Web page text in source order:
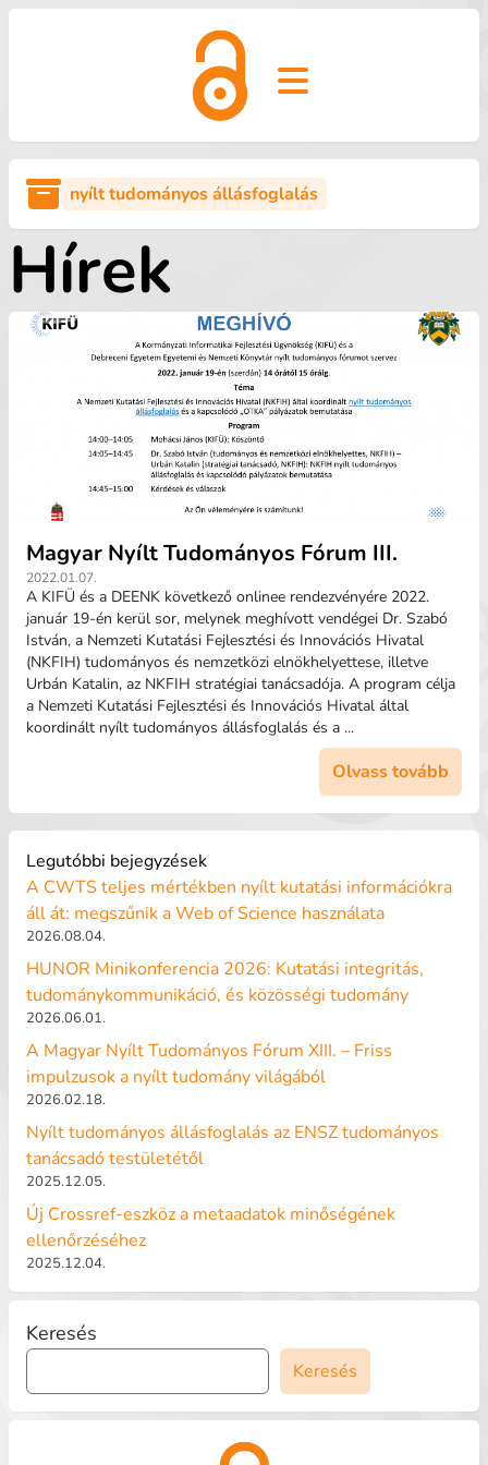
Open main menu
nyílt tudományos állásfoglalás
Hírek
Magyar Nyílt Tudományos Fórum III.
2022.01.07.
A KIFÜ és a DEENK következő onlinee rendezvényére 2022.
január 19-én kerül sor, melynek meghívott vendégei Dr. Szabó
István, a Nemzeti Kutatási Fejlesztési és Innovációs Hivatal
(NKFIH) tudományos és nemzetközi elnökhelyettese, illetve
Urbán Katalin, az NKFIH stratégiai tanácsadója. A program célja
a Nemzeti Kutatási Fejlesztési és Innovációs Hivatal által
koordinált nyílt tudományos állásfoglalás és a ...
Olvass tovább
Legutóbbi bejegyzések
A CWTS teljes mértékben nyílt kutatási információkra
áll át: megszűnik a Web of Science használata
2026.08.04.
HUNOR Minikonferencia 2026: Kutatási integritás,
tudománykommunikáció, és közösségi tudomány
2026.06.01.
A Magyar Nyílt Tudományos Fórum XIII. – Friss
impulzusok a nyílt tudomány világából
2026.02.18.
Nyílt tudományos állásfoglalás az ENSZ tudományos
tanácsadó testületétől
2025.12.05.
Új Crossref-eszköz a metaadatok minőségének
ellenőrzéséhez
2025.12.04.
Keresés
Keresés